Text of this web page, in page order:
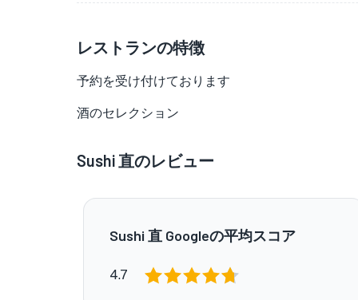
レストランの特徴
予約を受け付けております
酒のセレクション
Sushi 直のレビュー
Sushi 直 Googleの平均スコア
4.7